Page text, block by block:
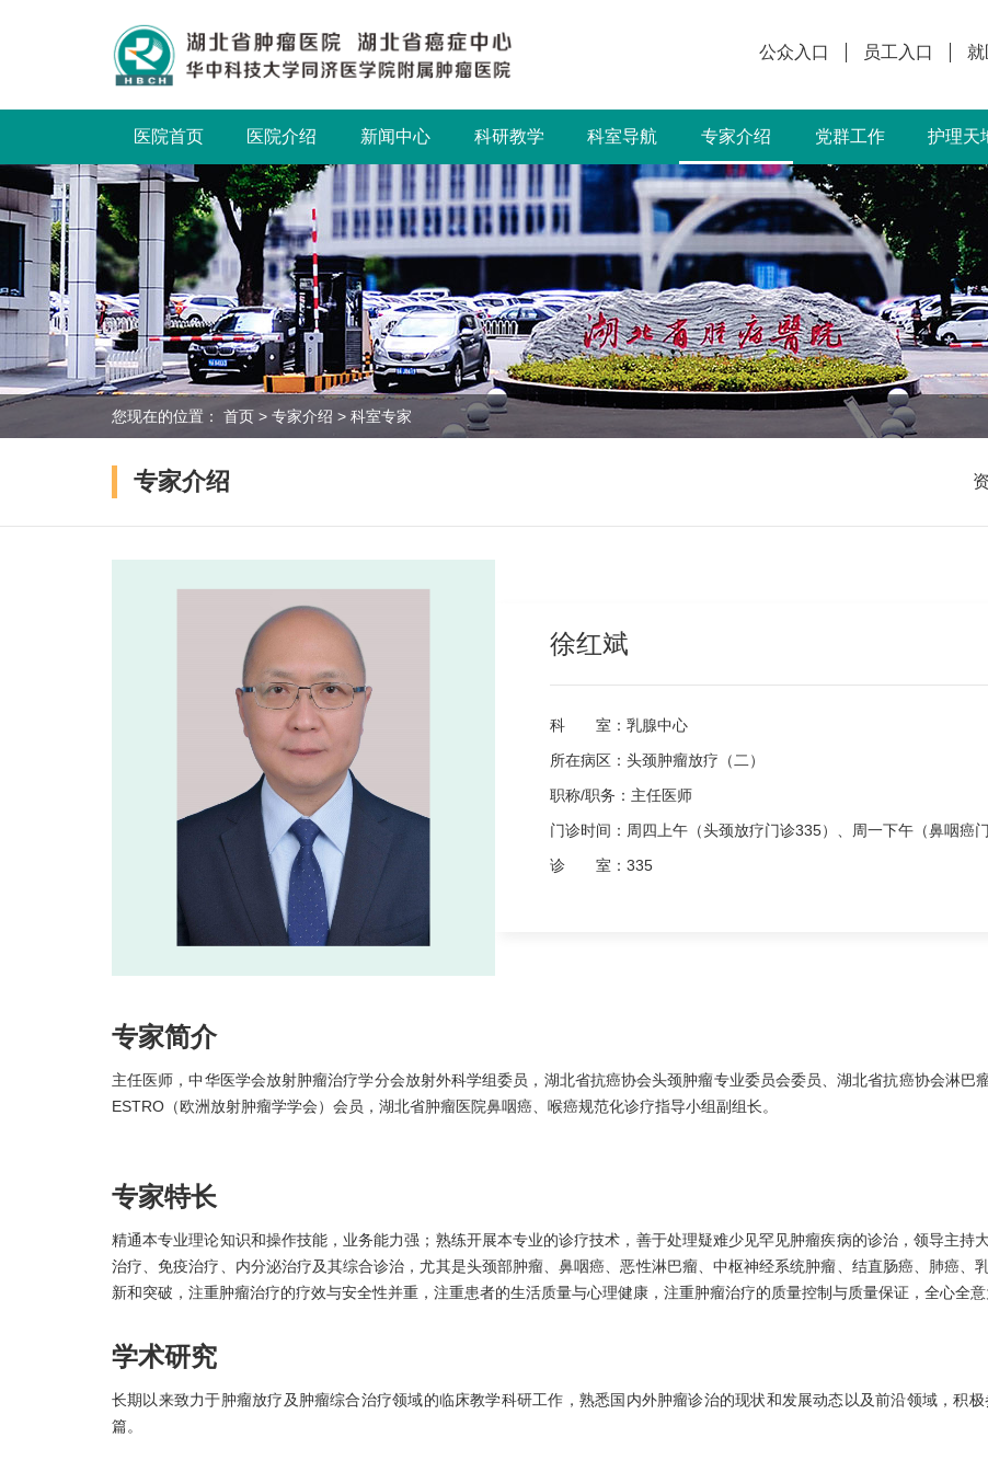
公众入口 员工入口
医院首页 医院介绍 新闻中心 科研教学 科室导航 专家介绍 党群工作 护理天
您现在的位置： 首页 > 专家介绍 > 科室专家
专家介绍
徐红斌
科 室： 乳腺中心
所在病区： 头颈肿瘤放疗（二）
职称/职务： 主任医师
门诊时间： 周四上午（头颈放疗门诊335）、周一下午（鼻咽癌门
诊 室： 335
专家简介
主任医师，中华医学会放射肿瘤治疗学分会放射外科学组委员，湖北省抗癌协会头颈肿瘤专业委员会委员、湖北省抗癌协会淋巴
ESTRO（欧洲放射肿瘤学学会）会员，湖北省肿瘤医院鼻咽癌、喉癌规范化诊疗指导小组副组长。
专家特长
精通本专业理论知识和操作技能，业务能力强；熟练开展本专业的诊疗技术，善于处理疑难少见罕见肿瘤疾病的诊治，领导主持
治疗、免疫治疗、内分泌治疗及其综合诊治，尤其是头颈部肿瘤、鼻咽癌、恶性淋巴瘤、中枢神经系统肿瘤、结直肠癌、肺癌、
新和突破，注重肿瘤治疗的疗效与安全性并重，注重患者的生活质量与心理健康，注重肿瘤治疗的质量控制与质量保证，全心全意
学术研究
长期以来致力于肿瘤放疗及肿瘤综合治疗领域的临床教学科研工作，熟悉国内外肿瘤诊治的现状和发展动态以及前沿领域，积
篇。